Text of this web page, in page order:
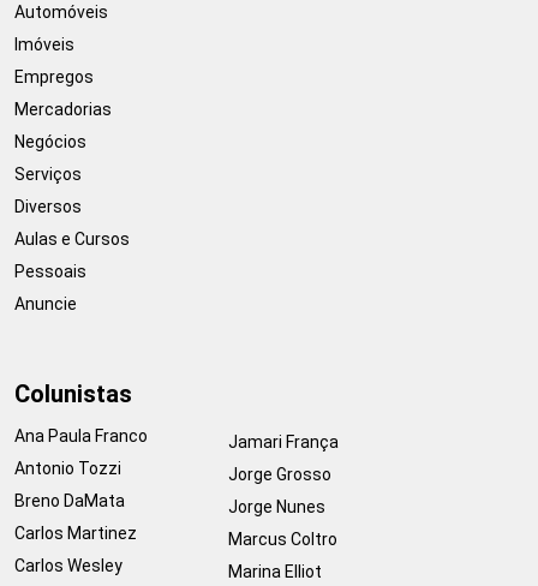
Automóveis
Imóveis
Empregos
Mercadorias
Negócios
Serviços
Diversos
Aulas e Cursos
Pessoais
Anuncie
Colunistas
Ana Paula Franco
Antonio Tozzi
Breno DaMata
Carlos Martinez
Carlos Wesley
Jamari França
Jorge Grosso
Jorge Nunes
Marcus Coltro
Marina Elliot